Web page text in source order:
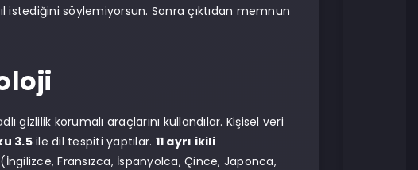
istediğini söylemiyorsun. Sonra çıktıdan memnun
gizlilik korumalı araçlarını kullandılar. Kişisel veri
3.5ile dil tespiti yaptılar. 11 ayrı ikili
Fransızca, İspanyolca, Çince, Japonca,